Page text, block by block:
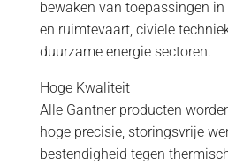
bewaken van toepassingen
en ruimtevaart, civiele
duurzame energie sectoren.
Hoge Kwaliteit
Alle Gantner producten
hoge precisie, storingsvrije
bestendigheid tegen